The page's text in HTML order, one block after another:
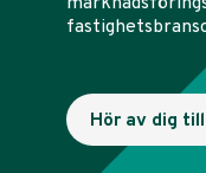
Hör av dig